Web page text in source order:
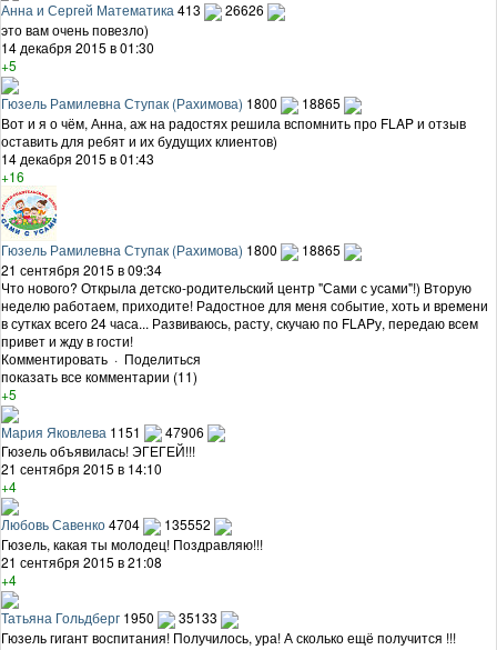
Анна и Сергей Математика 413
26626
это вам очень повезло)
14 декабря 2015 в 01:30
+5
Гюзель Рамилевна Ступак (Рахимова) 1800
18865
Вот и я о чём, Анна, аж на радостях решила вспомнить про FLAP и отзыв
оставить для ребят и их будущих клиентов)
14 декабря 2015 в 01:43
+16
Гюзель Рамилевна Ступак (Рахимова) 1800
18865
21 сентября 2015 в 09:34
Что нового? Открыла детско-родительский центр "Сами с усами"!) Вторую
неделю работаем, приходите! Радостное для меня событие, хоть и времени
в сутках всего 24 часа... Развиваюсь, расту, скучаю по FLAPу, передаю всем
привет и жду в гости!
Комментировать · Поделиться
показать все комментарии (11)
+5
Мария Яковлева 1151
47906
Гюзель объявилась! ЭГЕГЕЙ!!!
21 сентября 2015 в 14:10
+4
Любовь Савенко4704
135552
Гюзель, какая ты молодец! Поздравляю!!!
21 сентября 2015 в 21:08
+4
Татьяна Гольдберг 1950
35133
Гюзель гигант воспитания! Получилось, ура! А сколько ещё получится !!!